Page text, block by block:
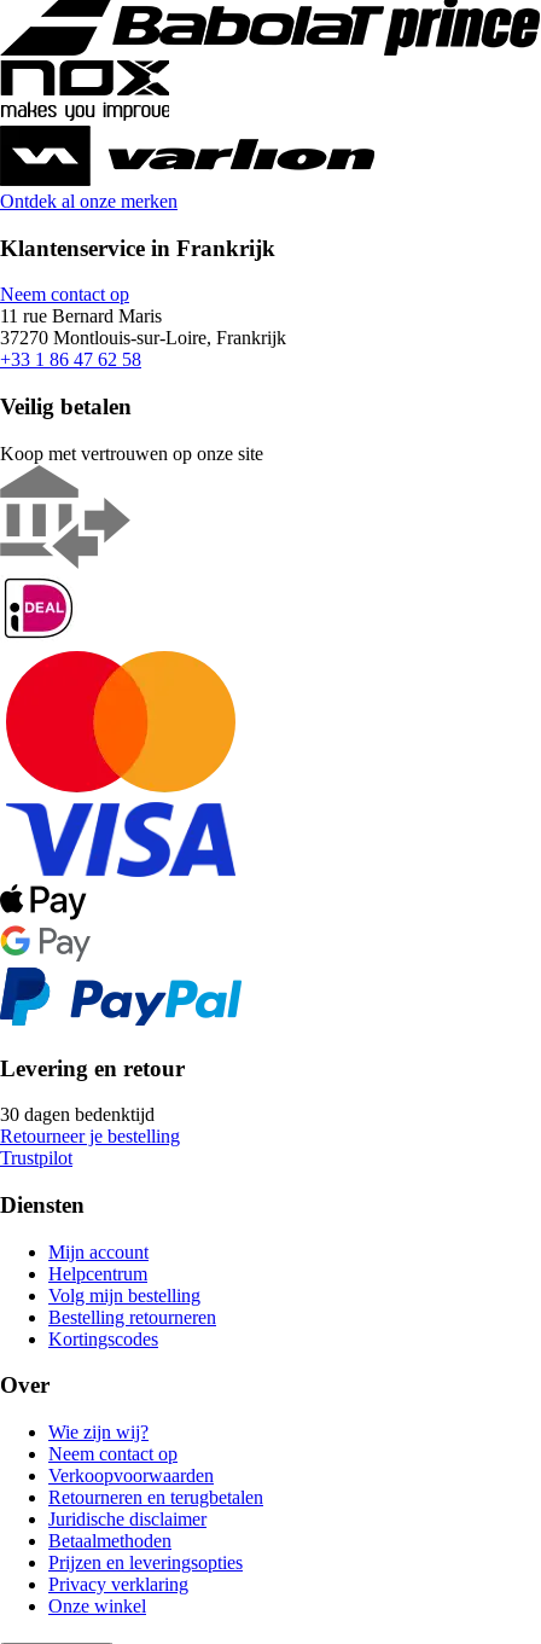
Ontdek al onze merken
Klantenservice in Frankrijk
Neem contact op
11 rue Bernard Maris
37270 Montlouis-sur-Loire, Frankrijk
+33 1 86 47 62 58
Veilig betalen
Koop met vertrouwen op onze site
Levering en retour
30 dagen bedenktijd
Retourneer je bestelling
Trustpilot
Diensten
Mijn account
Helpcentrum
Volg mijn bestelling
Bestelling retourneren
Kortingscodes
Over
Wie zijn wij?
Neem contact op
Verkoopvoorwaarden
Retourneren en terugbetalen
Juridische disclaimer
Betaalmethoden
Prijzen en leveringsopties
Privacy verklaring
Onze winkel